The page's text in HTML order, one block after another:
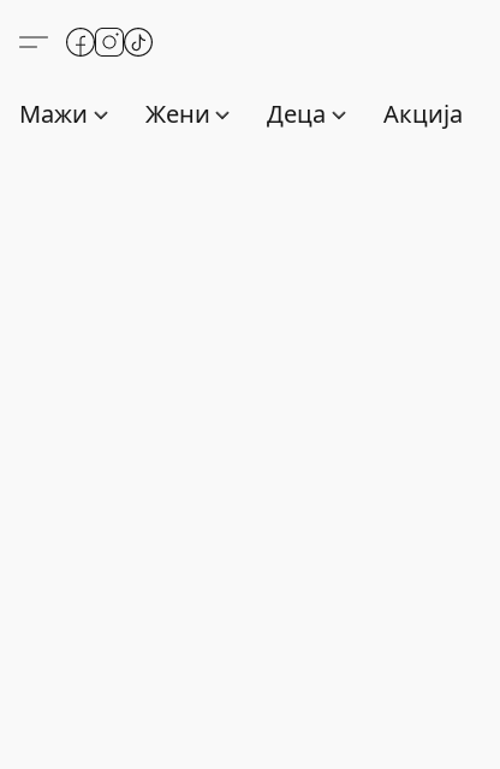
Мажи Жени Деца Акција